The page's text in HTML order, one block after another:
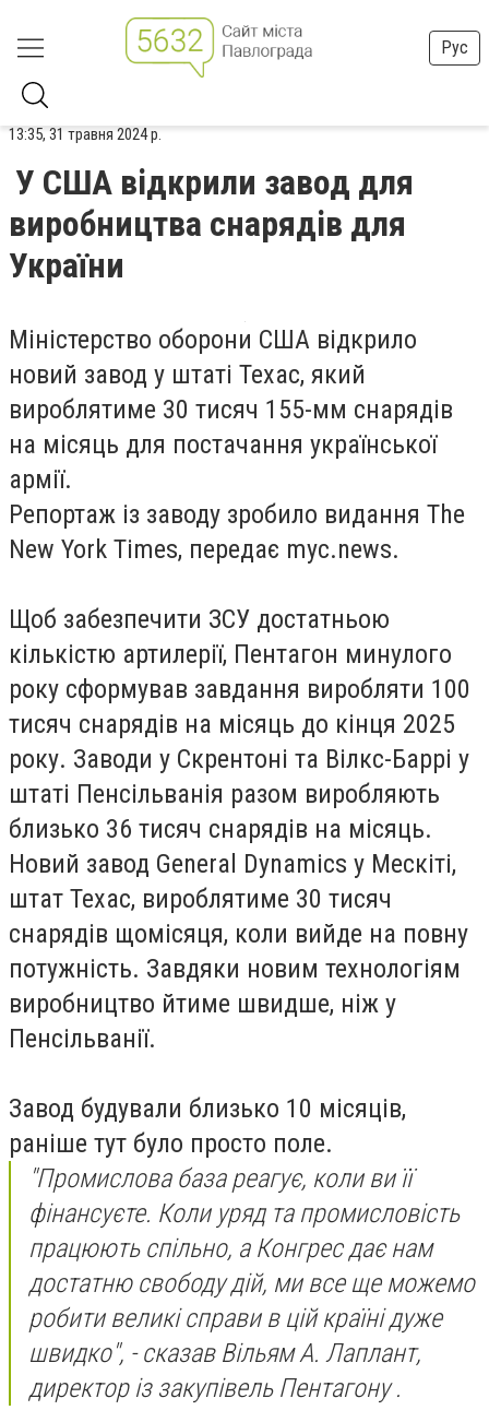
Рус
13:35, 31 травня 2024 р.
У США відкрили завод для
виробництва снарядів для
України
Міністерство оборони США відкрило
новий завод у штаті Техас, який
вироблятиме 30 тисяч 155-мм снарядів
на місяць для постачання української
армії.
Репортаж із заводу зробило видання The
New York Times, передає myc.news.
Щоб забезпечити ЗСУ достатньою
кількістю артилерії, Пентагон минулого
року сформував завдання виробляти 100
тисяч снарядів на місяць до кінця 2025
року. Заводи у Скрентоні та Вілкс-Баррі у
штаті Пенсільванія разом виробляють
близько 36 тисяч снарядів на місяць.
Новий завод General Dynamics у Мескіті,
штат Техас, вироблятиме 30 тисяч
снарядів щомісяця, коли вийде на повну
потужність. Завдяки новим технологіям
виробництво йтиме швидше, ніж у
Пенсільванії.
Завод будували близько 10 місяців,
раніше тут було просто поле.
"Промислова база реагує, коли ви її
фінансуєте. Коли уряд та промисловість
працюють спільно, а Конгрес дає нам
достатню свободу дій, ми все ще можемо
робити великі справи в цій країні дуже
швидко", - сказав Вільям А. Лаплант,
директор із закупівель Пентагону .